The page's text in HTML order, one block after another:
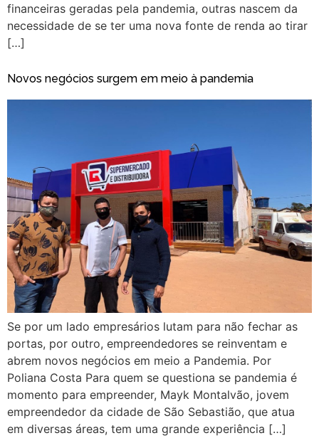
financeiras geradas pela pandemia, outras nascem da
necessidade de se ter uma nova fonte de renda ao tirar
[…]
Novos negócios surgem em meio à pandemia
Se por um lado empresários lutam para não fechar as
portas, por outro, empreendedores se reinventam e
abrem novos negócios em meio a Pandemia. Por
Poliana Costa Para quem se questiona se pandemia é
momento para empreender, Mayk Montalvão, jovem
empreendedor da cidade de São Sebastião, que atua
em diversas áreas, tem uma grande experiência […]